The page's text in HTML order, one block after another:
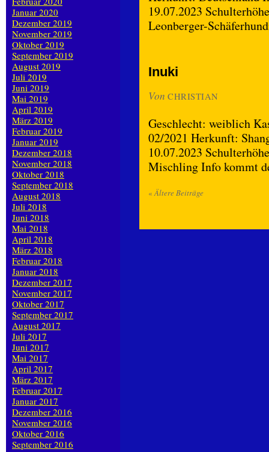
19.07.2023
Leonberger-
Inuki
Von CHRISTIAN
Geschlecht: weiblich
02/2021 Herkunft:
10.07.2023
Mischling Info kommt
«Ältere Beiträge
Januar 2020
Dezember 2019
November 2019
Oktober 2019
September 2019
August 2019
Juli 2019
Juni 2019
Mai 2019
April 2019
März 2019
Februar 2019
Januar 2019
Dezember 2018
November 2018
Oktober 2018
September 2018
August 2018
Juli 2018
Juni 2018
Mai 2018
April 2018
März 2018
Februar 2018
Januar 2018
Dezember 2017
November 2017
Oktober 2017
September 2017
August 2017
Juli 2017
Juni 2017
Mai 2017
April 2017
März 2017
Februar 2017
Januar 2017
Dezember 2016
November 2016
Oktober 2016
September 2016